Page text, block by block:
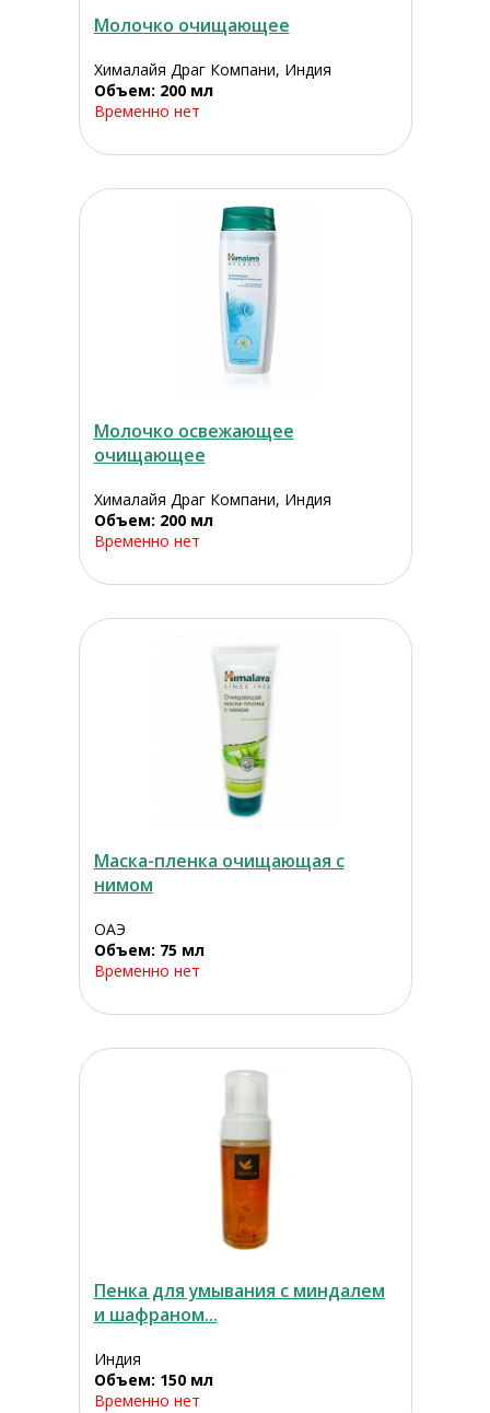
Молочко очищающее
Хималайя Драг Компани, Индия
Объем: 200 мл
Временно нет
Молочко освежающее
очищающее
Хималайя Драг Компани, Индия
Объем: 200 мл
Временно нет
Маска-пленка очищающая с
нимом
ОАЭ
Объем: 75 мл
Временно нет
Пенка для умывания с миндалем
и шафраном...
Индия
Объем: 150 мл
Временно нет